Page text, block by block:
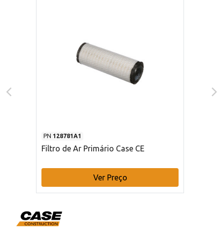
PN 128781A1
Filtro de Ar Primário Case CE
Ver Preço